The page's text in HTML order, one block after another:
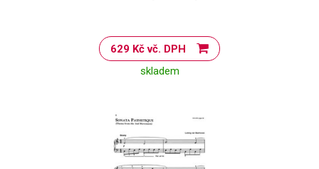
629 Kč vč. DPH
skladem